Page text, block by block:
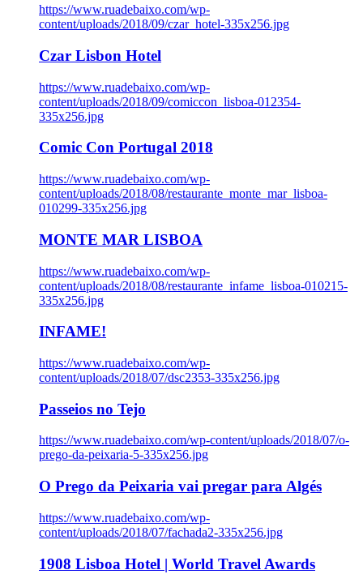
https://www.ruadebaixo.com/wp-
content/uploads/2018/09/czar_hotel-335x256.jpg
Czar Lisbon Hotel
https://www.ruadebaixo.com/wp-
content/uploads/2018/09/comiccon_lisboa-012354-
335x256.jpg
Comic Con Portugal 2018
https://www.ruadebaixo.com/wp-
content/uploads/2018/08/restaurante_monte_mar_lisboa-
010299-335x256.jpg
MONTE MAR LISBOA
https://www.ruadebaixo.com/wp-
content/uploads/2018/08/restaurante_infame_lisboa-010215-
335x256.jpg
INFAME!
https://www.ruadebaixo.com/wp-
content/uploads/2018/07/dsc2353-335x256.jpg
Passeios no Tejo
https://www.ruadebaixo.com/wp-content/uploads/2018/07/o-
prego-da-peixaria-5-335x256.jpg
O Prego da Peixaria vai pregar para Algés
https://www.ruadebaixo.com/wp-
content/uploads/2018/07/fachada2-335x256.jpg
1908 Lisboa Hotel | World Travel Awards